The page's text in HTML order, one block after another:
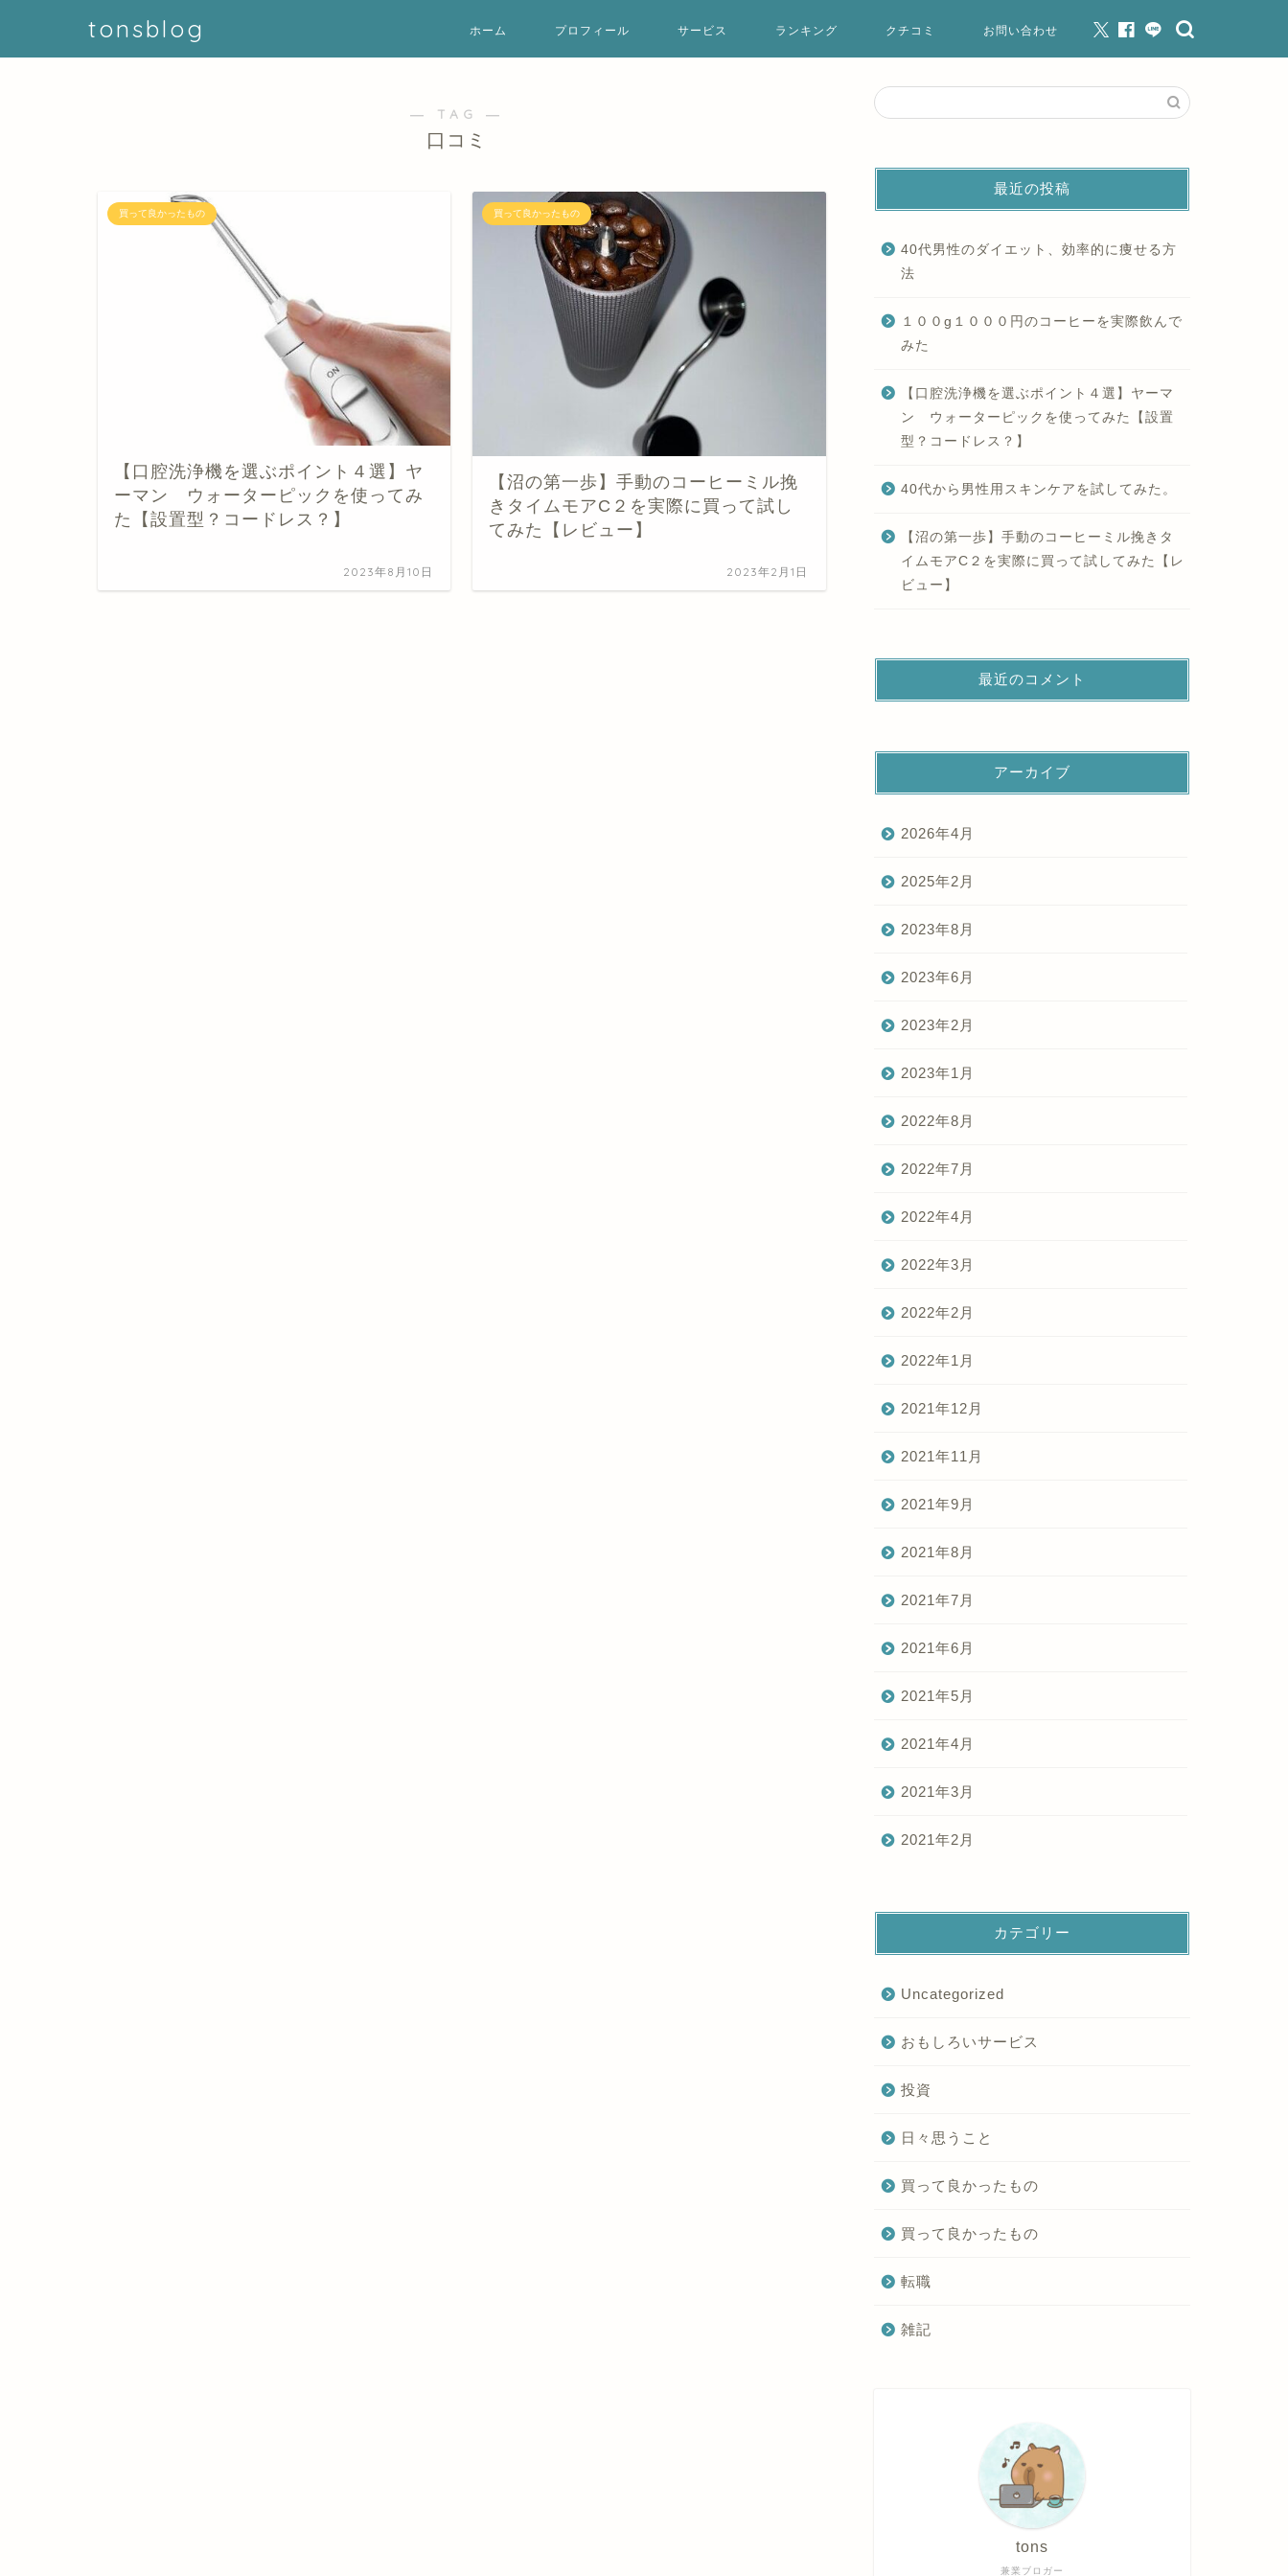
tonsblog ホーム プロフィール サービス ランキング クチコミ お問い合わせ
― TAG ―
口コミ
買って良かったもの
【口腔洗浄機を選ぶポイント４選】ヤ
ーマン ウォーターピックを使ってみ
た【設置型？コードレス？】
2023年8月10日
買って良かったもの
【沼の第一歩】手動のコーヒーミル挽
きタイムモアC２を実際に買って試し
てみた【レビュー】
2023年2月1日
最近の投稿
40代男性のダイエット、効率的に痩せる方
法
１００g１０００円のコーヒーを実際飲んで
みた
【口腔洗浄機を選ぶポイント４選】ヤーマ
ン ウォーターピックを使ってみた【設置
型？コードレス？】
40代から男性用スキンケアを試してみた。
【沼の第一歩】手動のコーヒーミル挽きタ
イムモアC２を実際に買って試してみた【レ
ビュー】
最近のコメント
アーカイブ
2026年4月
2025年2月
2023年8月
2023年6月
2023年2月
2023年1月
2022年8月
2022年7月
2022年4月
2022年3月
2022年2月
2022年1月
2021年12月
2021年11月
2021年9月
2021年8月
2021年7月
2021年6月
2021年5月
2021年4月
2021年3月
2021年2月
カテゴリー
Uncategorized
おもしろいサービス
投資
日々思うこと
買って良かったもの
買って良かったもの
転職
雑記
兼業ブロガー
tons